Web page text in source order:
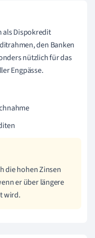
als Dispokredit
den Banken
nützlich für das
Engpässe.
die hohen Zinsen
er über längere
wird.